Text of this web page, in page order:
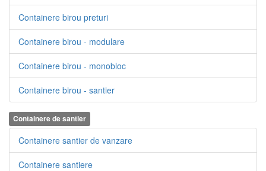
Containere birou preturi
Containere birou - modulare
Containere birou - monobloc
Containere birou - santier
Containere de santier
Containere santier de vanzare
Containere santiere